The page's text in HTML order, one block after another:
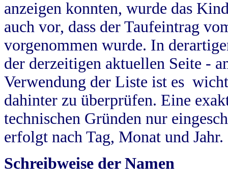
anzeigen konnten, wurde das
auch vor, dass der Taufeintrag
vorgenommen wurde. In
der derzeitigen aktuellen Seite -
Verwendung der Liste ist es
dahinter zu überprüfen. Eine
technischen Gründen nur
erfolgt nach Tag, Monat und Jahr.
Schreibweise der Namen